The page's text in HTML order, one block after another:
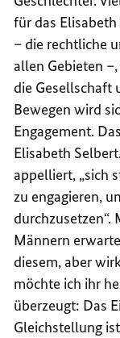
für das
– die rechtliche
allen Gebieten
die Gesellschaft
Bewegen wird
Engagement.
Elisabeth
appelliert, „sich
zu engagieren,
durchzusetzen“.
Männern
diesem, aber
möchte ich ihr
überzeugt: Das
Gleichstellung